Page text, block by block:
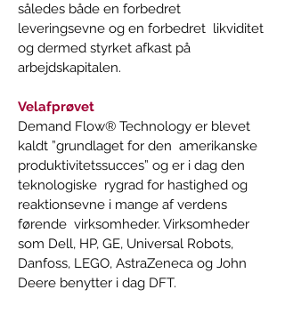
således både en forbedret
leveringsevne og en forbedret  likviditet
og dermed styrket afkast på
arbejdskapitalen.
Velafprøvet
Demand Flow® Technology er blevet
kaldt ”grundlaget for den  amerikanske
produktivitetssucces” og er i dag den
teknologiske  rygrad for hastighed og
reaktionsevne i mange af verdens
førende  virksomheder. Virksomheder
som Dell, HP, GE, Universal Robots,
Danfoss, LEGO, AstraZeneca og John
Deere benytter i dag DFT.